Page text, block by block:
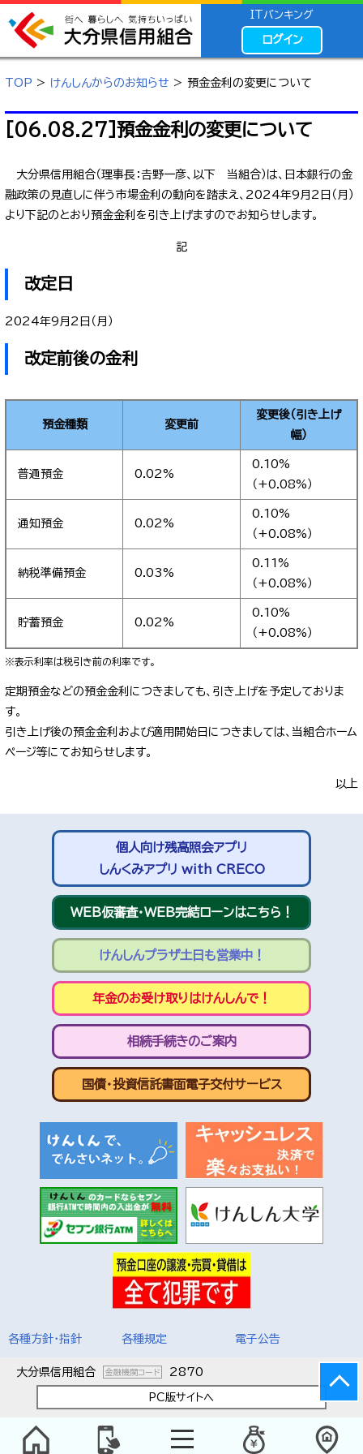
ITバンキング
ログイン
TOP > けんしんからのお知らせ > 預金金利の変更について
[06.08.27]預金金利の変更について
大分県信用組合（理事長：𠮷野一彦、以下 当組合）は、日本銀行の金
融政策の見直しに伴う市場金利の動向を踏まえ、2024年9月2日（月）
より下記のとおり預金金利を引き上げますのでお知らせします。
記
改定日
2024年9月2日（月）
改定前後の金利
預金種類 変更前
変更後（引き上げ
幅）
普通預金 0.02%
0.10%
（+0.08%）
通知預金 0.02%
0.10%
（+0.08%）
納税準備預金 0.03%
0.11%
（+0.08%）
貯蓄預金 0.02%
0.10%
（+0.08%）
※表示利率は税引き前の利率です。
定期預金などの預金金利につきましても、引き上げを予定しておりま
す。
引き上げ後の預金金利および適用開始日につきましては、当組合ホーム
ページ等にてお知らせします。
以上
個人向け残高照会アプリ
しんくみアプリ with CRECO
WEB仮審査・WEB完結ローンはこちら！
けんしんプラザ土日も営業中！
年金のお受け取りはけんしんで！
相続手続きのご案内
国債・投資信託書面電子交付サービス
各種方針・指針 各種規定 電子公告
大分県信用組合 金融機関コード 2870
PC版サイトへ